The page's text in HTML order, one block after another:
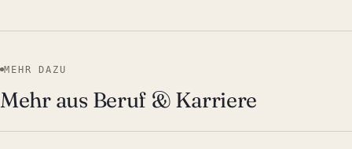
MEHR DAZU
Mehr aus Beruf & Karriere